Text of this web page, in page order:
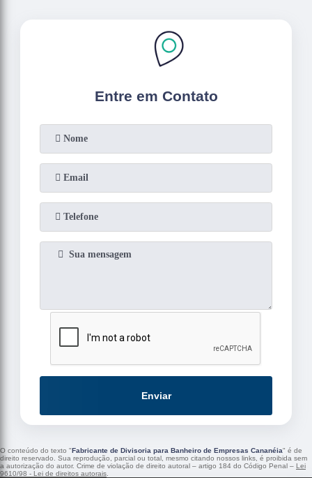
Entre em Contato
Enviar
O conteúdo do texto "Fabricante de Divisoria para Banheiro de Empresas Cananéia" é de
direito reservado. Sua reprodução, parcial ou total, mesmo citando nossos links, é proibida sem
a autorização do autor. Crime de violação de direito autoral – artigo 184 do Código Penal – Lei
9610/98 - Lei de direitos autorais